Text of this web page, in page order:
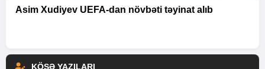
Asim Xudiyev UEFA-dan növbəti təyinat alıb
KÖŞƏ YAZILARI